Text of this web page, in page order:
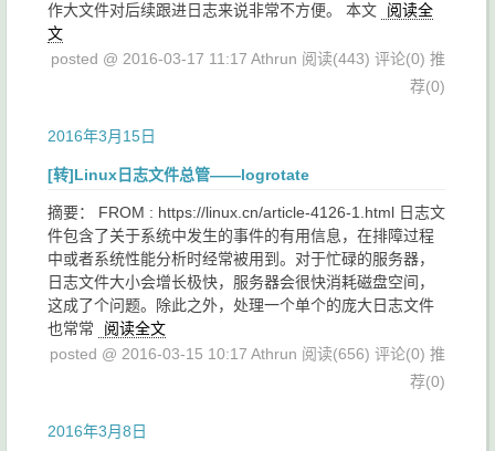
作大文件对后续跟进日志来说非常不方便。 本文
阅读全
文
posted @ 2016-03-17 11:17 Athrun 阅读(443) 评论(0) 推
荐(0)
2016年3月15日
[转]Linux日志文件总管——logrotate
摘要： FROM : https://linux.cn/article-4126-1.html 日志文
件包含了关于系统中发生的事件的有用信息，在排障过程
中或者系统性能分析时经常被用到。对于忙碌的服务器，
日志文件大小会增长极快，服务器会很快消耗磁盘空间，
这成了个问题。除此之外，处理一个单个的庞大日志文件
也常常
阅读全文
posted @ 2016-03-15 10:17 Athrun 阅读(656) 评论(0) 推
荐(0)
2016年3月8日